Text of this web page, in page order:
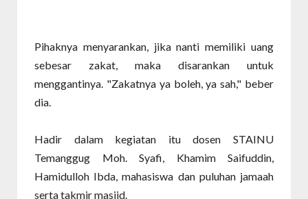
Pihaknya menyarankan, jika nanti memiliki uang
sebesar zakat, maka disarankan untuk
menggantinya. "Zakatnya ya boleh, ya sah," beber
dia.
Hadir dalam kegiatan itu dosen STAINU
Temanggug Moh. Syafi, Khamim Saifuddin,
Hamidulloh Ibda, mahasiswa dan puluhan jamaah
serta takmir masjid.